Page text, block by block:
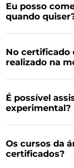
Eu posso
quando
No certificado
realizado na
É possível
experimental?
Os cursos da
certificados?